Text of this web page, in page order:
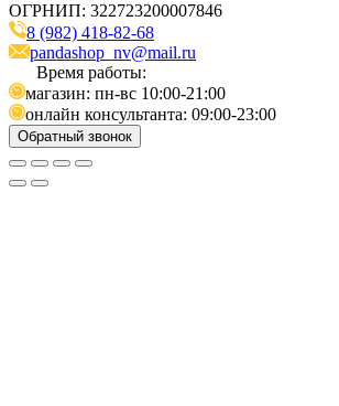
ОГРНИП: 322723200007846
8 (982) 418-82-68
pandashop_nv@mail.ru
Время работы:
магазин: пн-вс 10:00-21:00
онлайн консультанта: 09:00-23:00
Обратный звонок